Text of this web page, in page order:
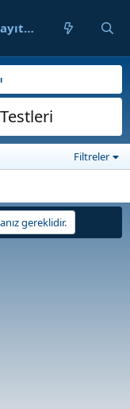
ol
Filtreler
gereklidir.